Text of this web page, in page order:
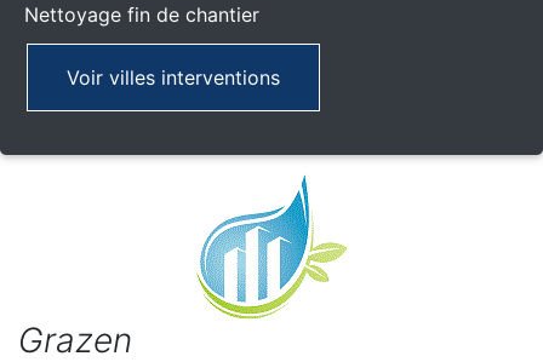
Nettoyage fin de chantier
Voir villes interventions
Grazen